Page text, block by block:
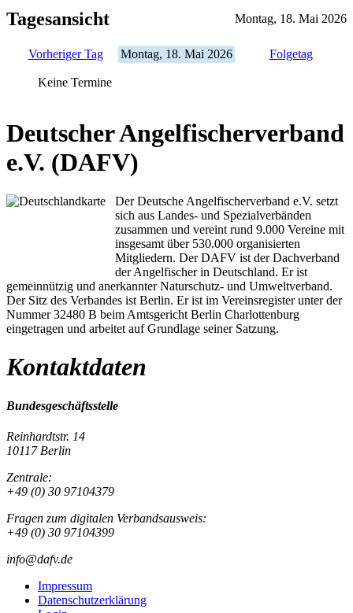
Tagesansicht Montag, 18. Mai 2026
Vorheriger Tag Montag, 18. Mai 2026 Folgetag
Keine Termine
Deutscher Angelfischerverband
e.V. (DAFV)
Der Deutsche Angelfischerverband e.V. setzt
sich aus Landes- und Spezialverbänden
zusammen und vereint rund 9.000 Vereine mit
insgesamt über 530.000 organisierten
Mitgliedern. Der DAFV ist der Dachverband
der Angelfischer in Deutschland. Er ist
gemeinnützig und anerkannter Naturschutz- und Umweltverband.
Der Sitz des Verbandes ist Berlin. Er ist im Vereinsregister unter der
Nummer 32480 B beim Amtsgericht Berlin Charlottenburg
eingetragen und arbeitet auf Grundlage seiner Satzung.
Kontaktdaten
Bundesgeschäftsstelle
Reinhardtstr. 14
10117 Berlin
Zentrale:
+49 (0) 30 97104379
Fragen zum digitalen Verbandsausweis:
+49 (0) 30 97104399
info@dafv.de
Impressum
Datenschutzerklärung